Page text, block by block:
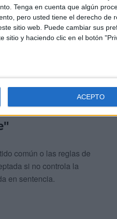
Tenga en cuenta que algún
pero usted tiene el derecho de
sitio web. Puede cambiar sus
sitio y haciendo clic en el botón
ACEPTO
a una señora para
asistir a varias bodas y
estaba ya en el
común o las reglas de
si no controla la
en sentencia.